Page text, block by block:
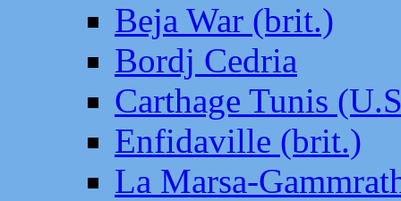
Beja War (brit.)
Bordj Cedria
Carthage Tunis
Enfidaville (brit.)
La Marsa-